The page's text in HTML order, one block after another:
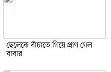
ছেলেকে বাঁচাতে গিয়ে প্রাণ গেল
বাবার